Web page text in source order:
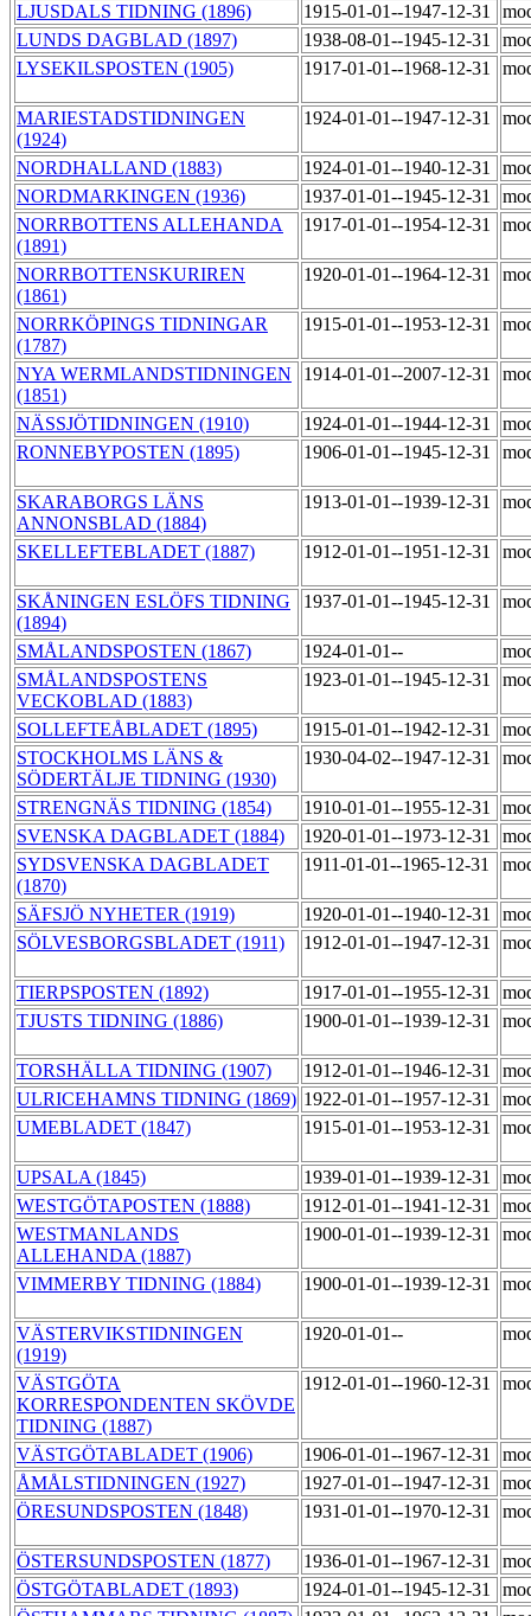
LJUSDALS TIDNING (1896) 1915-01-01--1947-12-31
LUNDS DAGBLAD (1897)
1938-08-01--1945-12-31
LYSEKILSPOSTEN (1905)
1917-01-01--1968-12-31
MARIESTADSTIDNINGEN
(1924)
1924-01-01--1947-12-31
NORDHALLAND (1883) 1924-01-01--1940-12-31
NORDMARKINGEN (1936)
1937-01-01--1945-12-31
NORRBOTTENS ALLEHANDA
(1891)
1917-01-01--1954-12-31
NORRBOTTENSKURIREN
(1861)
1920-01-01--1964-12-31
NORRKÖPINGS TIDNINGAR
(1787)
1915-01-01--1953-12-31
NYA WERMLANDSTIDNINGEN
(1851)
1914-01-01--2007-12-31
NÄSSJÖTIDNINGEN (1910) 1924-01-01--1944-12-31
RONNEBYPOSTEN (1895)
1906-01-01--1945-12-31
SKARABORGS LÄNS
ANNONSBLAD (1884)
1913-01-01--1939-12-31
SKELLEFTEBLADET (1887) 1912-01-01--1951-12-31
SKÅNINGEN ESLÖFS TIDNING
(1894)
1937-01-01--1945-12-31
SMÅLANDSPOSTEN (1867) 1924-01-01--
SMÅLANDSPOSTENS
VECKOBLAD (1883)
1923-01-01--1945-12-31
SOLLEFTEÅBLADET (1895) 1915-01-01--1942-12-31
STOCKHOLMS LÄNS &
SÖDERTÄLJE TIDNING (1930)
1930-04-02--1947-12-31
STRENGNÄS TIDNING (1854) 1910-01-01--1955-12-31
SVENSKA DAGBLADET (1884)
1920-01-01--1973-12-31
SYDSVENSKA DAGBLADET
(1870)
1911-01-01--1965-12-31
SÄFSJÖ NYHETER (1919) 1920-01-01--1940-12-31
SÖLVESBORGSBLADET (1911)
1912-01-01--1947-12-31
TIERPSPOSTEN (1892) 1917-01-01--1955-12-31
TJUSTS TIDNING (1886)
1900-01-01--1939-12-31
TORSHÄLLA TIDNING (1907) 1912-01-01--1946-12-31
ULRICEHAMNS TIDNING (1869) 1922-01-01--1957-12-31
UMEBLADET (1847)
1915-01-01--1953-12-31
UPSALA (1845) 1939-01-01--1939-12-31
WESTGÖTAPOSTEN (1888)
1912-01-01--1941-12-31
WESTMANLANDS
ALLEHANDA (1887)
1900-01-01--1939-12-31
VIMMERBY TIDNING (1884) 1900-01-01--1939-12-31
VÄSTERVIKSTIDNINGEN
(1919)
1920-01-01--
VÄSTGÖTA
KORRESPONDENTEN SKÖVDE
TIDNING (1887)
1912-01-01--1960-12-31
VÄSTGÖTABLADET (1906) 1906-01-01--1967-12-31
ÅMÅLSTIDNINGEN (1927)
1927-01-01--1947-12-31
ÖRESUNDSPOSTEN (1848)
1931-01-01--1970-12-31
ÖSTERSUNDSPOSTEN (1877) 1936-01-01--1967-12-31
ÖSTGÖTABLADET (1893)
1924-01-01--1945-12-31